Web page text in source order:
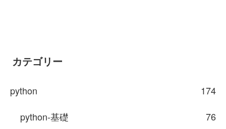
カテゴリー
python
174
python-基礎
76